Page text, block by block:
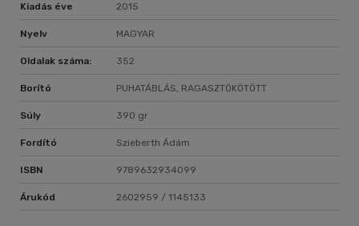
Kiadás éve 2015
Nyelv MAGYAR
Oldalak száma: 352
Borító PUHATÁBLÁS, RAGASZTÓKÖTÖTT
Súly 390 gr
Fordító Szieberth Ádám
ISBN 9789632934099
Árukód 2602959 / 1145133